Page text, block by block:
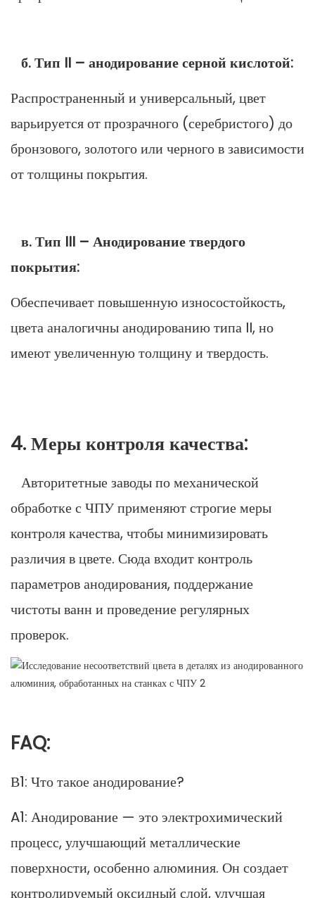
б. Тип II – анодирование серной кислотой:
Распространенный и универсальный, цвет
варьируется от прозрачного (серебристого) до
бронзового, золотого или черного в зависимости
от толщины покрытия.
в. Тип III – Анодирование твердого
покрытия:
Обеспечивает повышенную износостойкость,
цвета аналогичны анодированию типа II, но
имеют увеличенную толщину и твердость.
4. Меры контроля качества:
Авторитетные заводы по механической
обработке с ЧПУ применяют строгие меры
контроля качества, чтобы минимизировать
различия в цвете. Сюда входит контроль
параметров анодирования, поддержание
чистоты ванн и проведение регулярных
проверок.
FAQ:
В1: Что такое анодирование?
A1: Анодирование — это электрохимический
процесс, улучшающий металлические
поверхности, особенно алюминия. Он создает
контролируемый оксидный слой, улучшая